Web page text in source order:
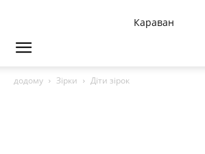
Караван
додому Зірки Діти зірок